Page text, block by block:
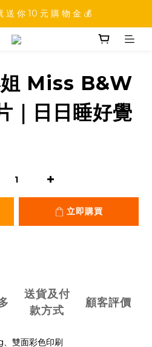
送 你 10 元 購 物 金 💰
送 你 10 元 購 物 金 💰
訊 再 送 點 數 22222 點 💰
姐 Miss B&W
｜日日睡好覺
立即購買
送貨及付
款方式
顧客評價
雙面彩色印刷